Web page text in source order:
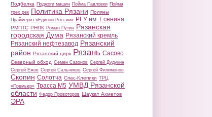
Подбелка Поджоги машин Пойма Павловки Пойма
трех рек Политика Рязани Поляны
Праймериз «Единой России» РГУ им. Есенина
РМПТС РНПК Роман Путин Рязанская
городская Дума Рязанский кремль
Рязанский нефтезавод Рязанский
район Рязанский цирк Рязань Сасово
Северный обход Семен Сазонов Сергей Дудукин
Сергей Ежов Сергей Сальников Сергей Филимонов
Скопин Солотча Спас-Клепики ТРЦ
«Премьер» Трасса М5 УМВД Рязанской
области Федор Провоторов Шаукат Ахметов
ЭРА